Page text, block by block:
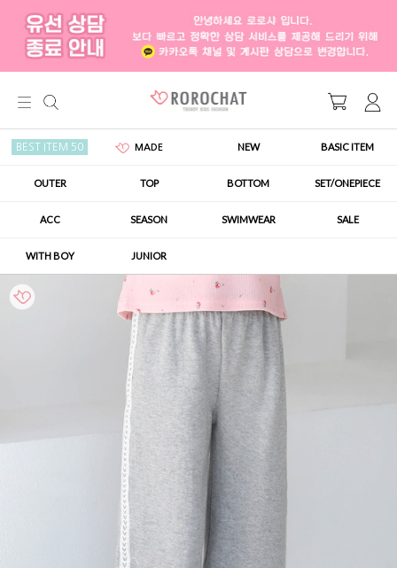
BEST ITEM 50 MADE NEW BASIC ITEM
OUTER TOP BOTTOM SET/ONEPIECE
ACC SEASON SWIMWEAR SALE
WITH BOY JUNIOR